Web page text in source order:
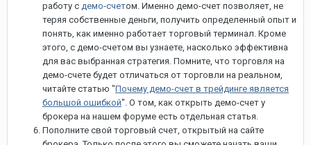
работу с демо-счетом. Именно демо-счет позволяет, не
теряя собственные деньги, получить определенный опыт и
понять, как именно работает торговый терминал. Кроме
этого, с демо-счетом вы узнаете, насколько эффективна
для вас выбранная стратегия. Помните, что торговля на
демо-счете будет отличаться от торговли на реальном,
читайте статью "Почему демо-счет в трейдинге является
большой ошибкой". О том, как открыть демо-счет у
брокера на нашем форуме есть отдельная статья.
Пополните свой торговый счет, открытый на сайте